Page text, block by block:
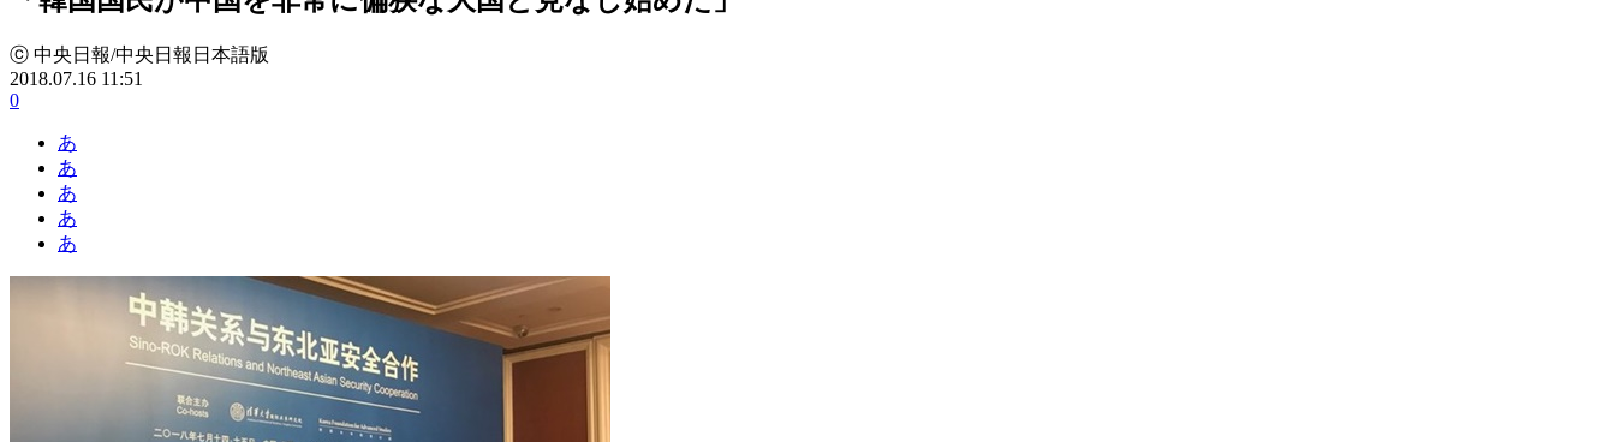
ⓒ 中央日報/中央日報日本語版
2018.07.16 11:51
0
あ
あ
あ
あ
あ